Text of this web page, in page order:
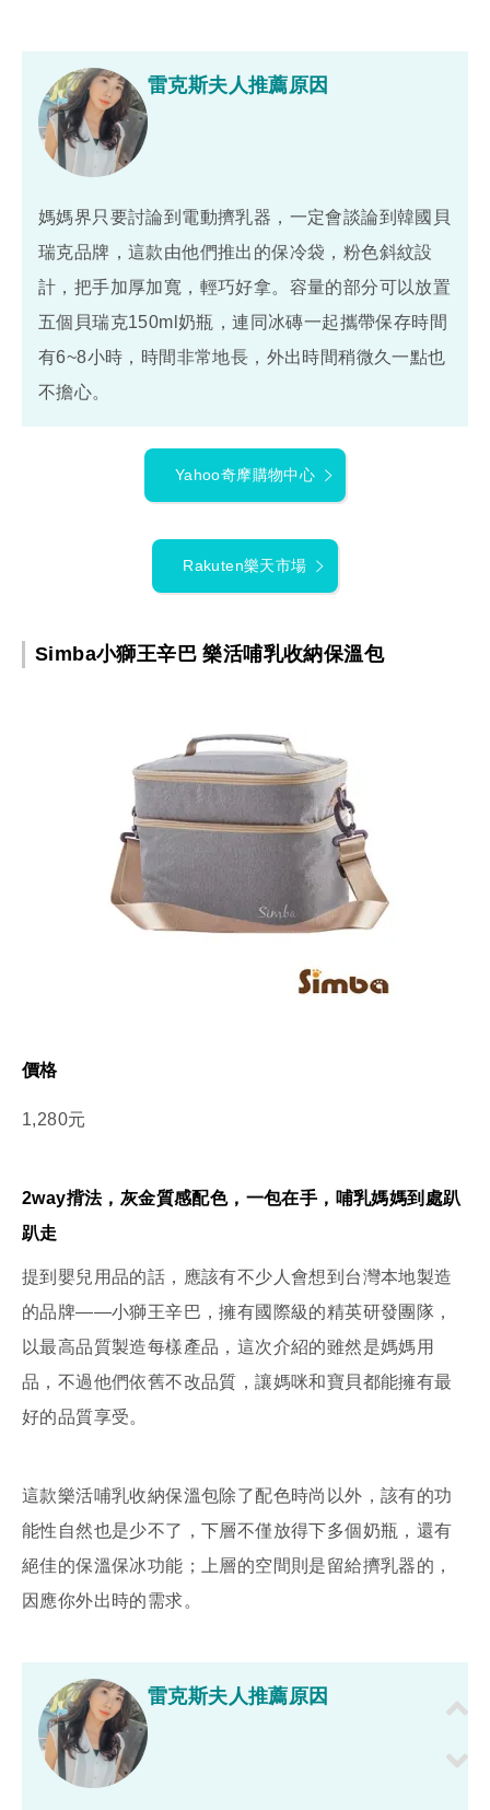
雷克斯夫人推薦原因
媽媽界只要討論到電動擠乳器，一定會談論到韓國貝
瑞克品牌，這款由他們推出的保冷袋，粉色斜紋設
計，把手加厚加寬，輕巧好拿。容量的部分可以放置
五個貝瑞克150ml奶瓶，連同冰磚一起攜帶保存時間
有6~8小時，時間非常地長，外出時間稍微久一點也
不擔心。
Yahoo奇摩購物中心
Rakuten樂天市場
Simba小獅王辛巴 樂活哺乳收納保溫包
價格
1,280元
2way揹法，灰金質感配色，一包在手，哺乳媽媽到處趴
趴走
提到嬰兒用品的話，應該有不少人會想到台灣本地製造
的品牌——小獅王辛巴，擁有國際級的精英研發團隊，
以最高品質製造每樣產品，這次介紹的雖然是媽媽用
品，不過他們依舊不改品質，讓媽咪和寶貝都能擁有最
好的品質享受。
這款樂活哺乳收納保溫包除了配色時尚以外，該有的功
能性自然也是少不了，下層不僅放得下多個奶瓶，還有
絕佳的保溫保冰功能；上層的空間則是留給擠乳器的，
因應你外出時的需求。
雷克斯夫人推薦原因